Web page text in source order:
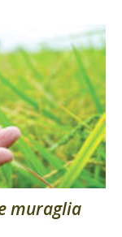
muraglia